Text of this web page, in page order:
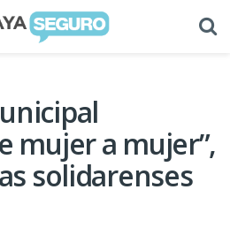
mujer a mujer”,
solidarenses